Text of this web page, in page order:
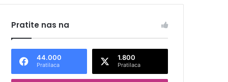
Pratite nas na
44.000
Pratilaca
1.800
Pratilaca